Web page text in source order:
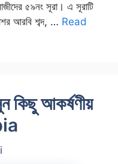
৫৯নং সূরা। এ সূরাটি
আরবি শব্দ, … Read
কিছু আকর্ষণীয়